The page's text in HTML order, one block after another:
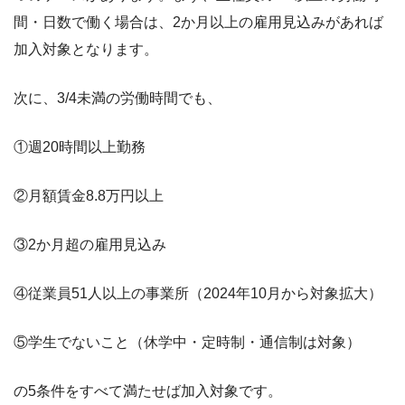
間・日数で働く場合は、2か月以上の雇用見込みがあれば
加入対象となります。
次に、3/4未満の労働時間でも、
①週20時間以上勤務
②月額賃金8.8万円以上
③2か月超の雇用見込み
④従業員51人以上の事業所（2024年10月から対象拡大）
⑤学生でないこと（休学中・定時制・通信制は対象）
の5条件をすべて満たせば加入対象です。